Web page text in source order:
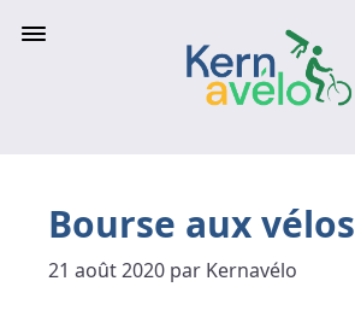
Bourse aux vélos
21 août 2020 par Kernavélo